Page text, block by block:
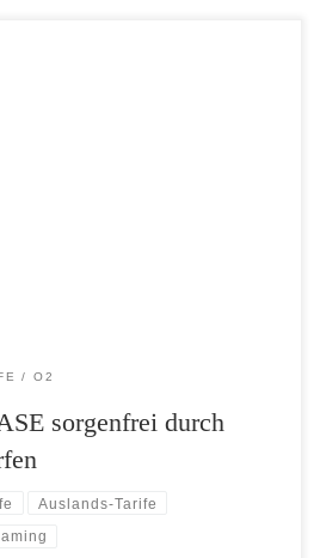
O2
sorgenfrei durch
Auslands-Tarife